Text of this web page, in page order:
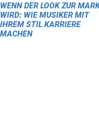
WENN DER LOOK ZUR
WIRD: WIE MUSIKER MIT
IHREM STIL KARRIERE
MACHEN